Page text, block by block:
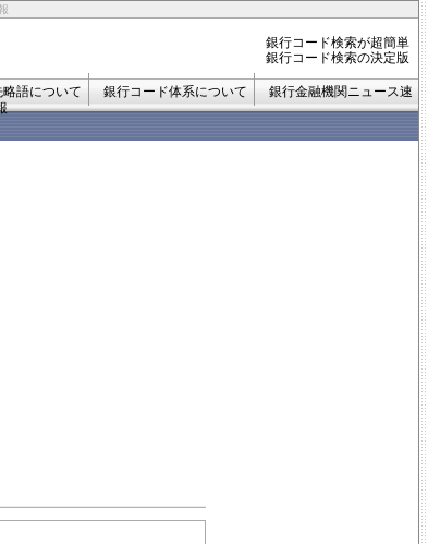
銀行コード検索が超簡単
銀行コード検索の決定版
語について 銀行コード体系について
銀行金融機関ニュース速